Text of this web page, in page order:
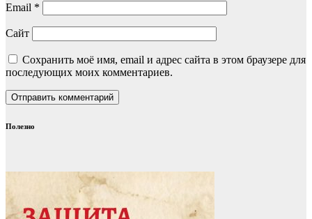
Email *
Сайт
Сохранить моё имя, email и адрес сайта в этом браузере для
последующих моих комментариев.
Полезно